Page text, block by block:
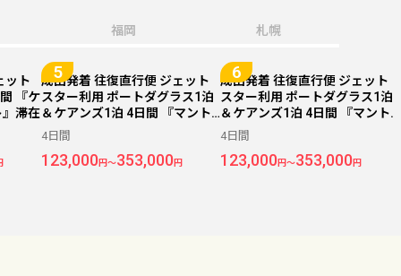
福岡 札幌
ット
『ケ
滞在
成田発着 往復直行便 ジェット
スター利用 ポートダグラス1泊
＆ケアンズ1泊 4日間 『マント
ラ ポートシー』＆『ケアンズ
クイーンズコート』滞在
4日間
123,000 円～353,000 円
成田発着 往復直行便 ジェット
スター利用 ポートダグラス1泊
＆ケアンズ1泊 4日間 『マント
ラ ポートシー』＆『ケアンズ
クイーンズコート』滞在
4日間
123,000 円～353,000 円